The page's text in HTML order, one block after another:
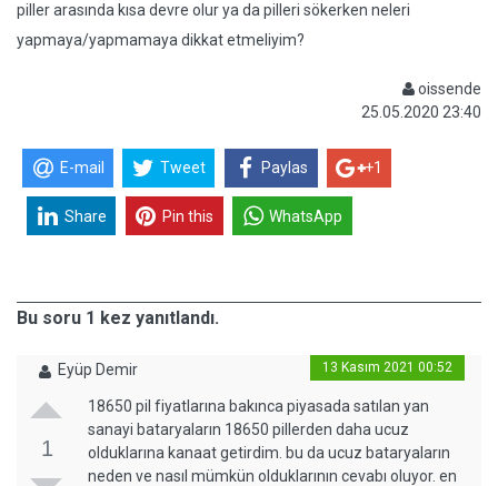
piller arasında kısa devre olur ya da pilleri sökerken neleri
yapmaya/yapmamaya dikkat etmeliyim?
oissende
25.05.2020 23:40
E-mail Tweet Paylas +1
Share Pin this WhatsApp
Bu soru 1 kez yanıtlandı.
Eyüp Demir 13 Kasım 2021 00:52
1
18650 pil fiyatlarına bakınca piyasada satılan yan
sanayi bataryaların 18650 pillerden daha ucuz
olduklarına kanaat getirdim. bu da ucuz bataryaların
neden ve nasıl mümkün olduklarının cevabı oluyor. en